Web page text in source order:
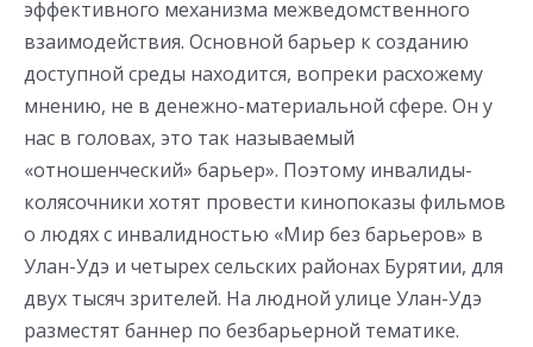
эффективного механизма межведомственного
взаимодействия. Основной барьер к созданию
доступной среды находится, вопреки расхожему
мнению, не в денежно-материальной сфере. Он у
нас в головах, это так называемый
«отношенческий» барьер». Поэтому инвалиды-
колясочники хотят провести кинопоказы фильмов
о людях с инвалидностью «Мир без барьеров» в
Улан-Удэ и четырех сельских районах Бурятии, для
двух тысяч зрителей. На людной улице Улан-Удэ
разместят баннер по безбарьерной тематике.